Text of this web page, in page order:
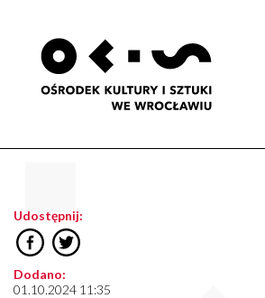
Udostępnij:
Dodano:
01.10.2024 11:35